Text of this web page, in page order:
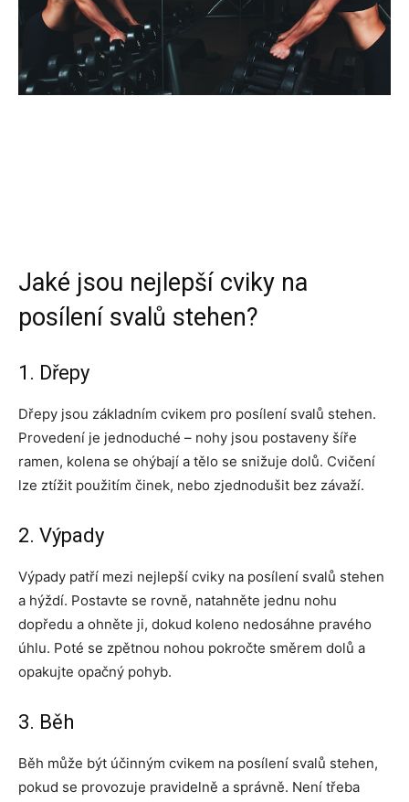
Jaké jsou nejlepší cviky na
posílení svalů stehen?
1. Dřepy
Dřepy jsou základním cvikem pro posílení svalů stehen.
Provedení je jednoduché – nohy jsou postaveny šíře
ramen, kolena se ohýbají a tělo se snižuje dolů. Cvičení
lze ztížit použitím činek, nebo zjednodušit bez závaží.
2. Výpady
Výpady patří mezi nejlepší cviky na posílení svalů stehen
a hýždí. Postavte se rovně, natahněte jednu nohu
dopředu a ohněte ji, dokud koleno nedosáhne pravého
úhlu. Poté se zpětnou nohou pokročte směrem dolů a
opakujte opačný pohyb.
3. Běh
Běh může být účinným cvikem na posílení svalů stehen,
pokud se provozuje pravidelně a správně. Není třeba